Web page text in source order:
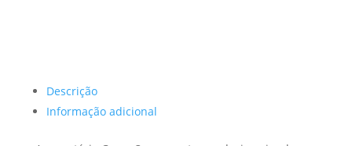
Descrição
Informação adicional